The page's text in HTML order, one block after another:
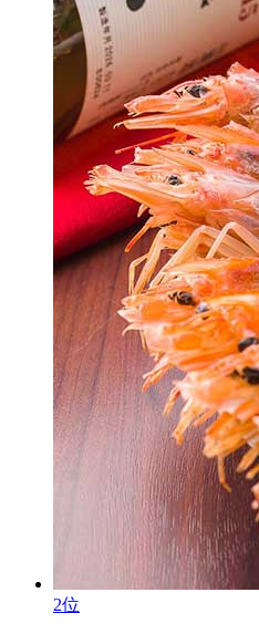
2位